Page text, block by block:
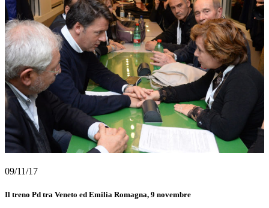
09/11/17
Il treno Pd tra Veneto ed Emilia Romagna, 9 novembre